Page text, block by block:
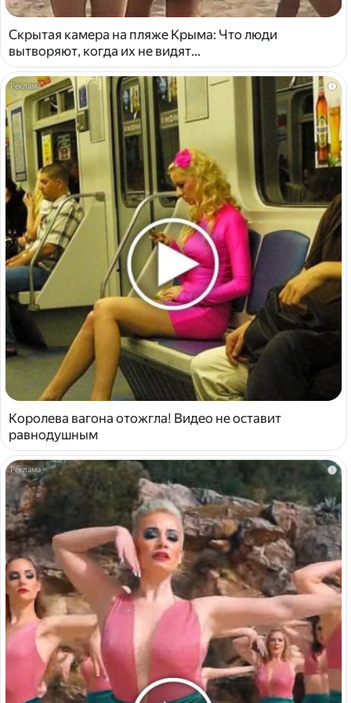
Скрытая камера на пляже Крыма: Что люди
вытворяют, когда их не видят...
i
Королева вагона отожгла! Видео не оставит
равнодушным
i